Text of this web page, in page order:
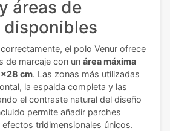
áreas de
el polo Venur ofrece
de marcaje con un área máxima
cm. Las zonas más utilizadas
la espalda completa y las
el contraste natural del diseño
permite añadir parches
tridimensionales únicos.